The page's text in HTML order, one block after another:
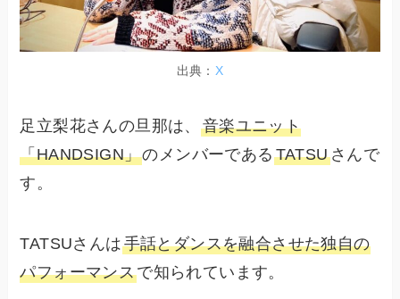
出典： X
足立梨花さんの旦那は、 音楽ユニット
「HANDSIGN」のメンバーである TATSUさんで
す。
TATSUさんは手話とダンスを融合させた独自の
パフォーマンスで知られています。